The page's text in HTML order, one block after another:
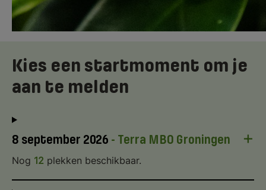
Kies een startmoment om je
aan te melden
8 september 2026 - Terra MBO Groningen +
Nog 12 plekken beschikbaar.